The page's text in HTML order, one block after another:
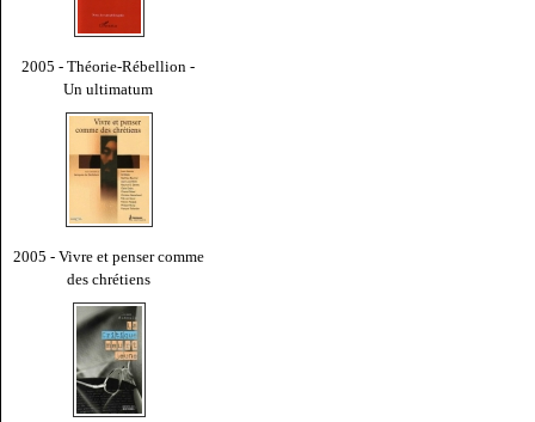
2005 - Théorie-Rébellion -
Un ultimatum
2005 - Vivre et penser comme
des chrétiens